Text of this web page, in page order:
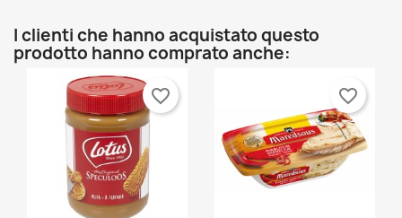
I clienti che hanno acquistato questo
prodotto hanno comprato anche:
favorite_border favorite_border